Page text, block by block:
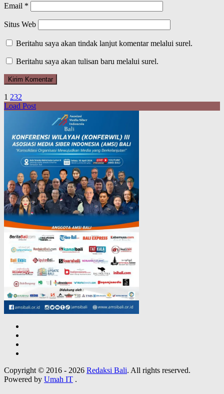
Email *
Situs Web
Beritahu saya akan tindak lanjut komentar melalui surel.
Beritahu saya akan tulisan baru melalui surel.
1 232
Load Post
Copyright © 2016 - 2026 Redaksi Bali. All rights reserved.
Powered by Umah IT .